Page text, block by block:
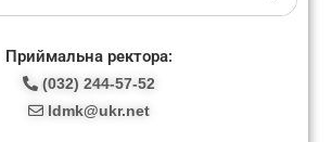
Приймальна ректора:
(032) 244-57-52
ldmk@ukr.net